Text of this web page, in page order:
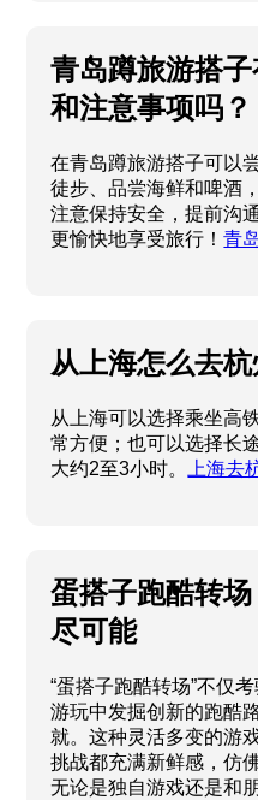
青岛蹲旅游搭
和注意事项吗？
在青岛蹲旅游搭子可以
徒步、品尝海鲜和啤酒
注意保持安全，提前沟
更愉快地享受旅行！青
从上海怎么去
从上海可以选择乘坐高
常方便；也可以选择长
大约2至3小时。
上海去
蛋搭子跑酷转
尽可能
“蛋搭子跑酷转场”不仅
游玩中发掘创新的跑酷
就。这种灵活多变的游
挑战都充满新鲜感，仿
无论是独自游戏还是和